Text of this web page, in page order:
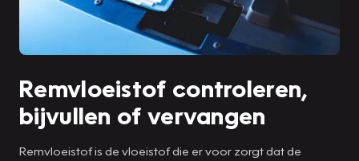
Remvloeistof controleren,
bijvullen of vervangen
Remvloeistof is de vloeistof die er voor zorgt dat de